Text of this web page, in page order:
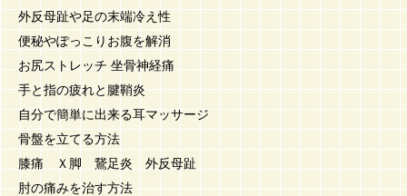
外反母趾や足の末端冷え性
便秘やぽっこりお腹を解消
お尻ストレッチ 坐骨神経痛
手と指の疲れと腱鞘炎
自分で簡単に出来る耳マッサージ
骨盤を立てる方法
膝痛 Ｘ脚 鵞足炎 外反母趾
肘の痛みを治す方法